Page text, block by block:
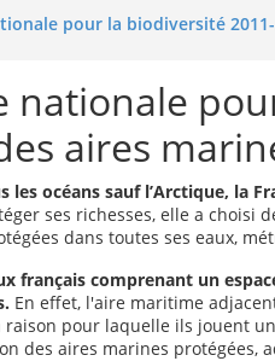
pour la biodiversité
nationale
aires
les océans sauf l’Arctique, la
ses richesses, elle a choisi
dans toutes ses eaux,
français comprenant un
En effet, l'aire maritime
raison pour laquelle ils jouent
des aires marines protégées,